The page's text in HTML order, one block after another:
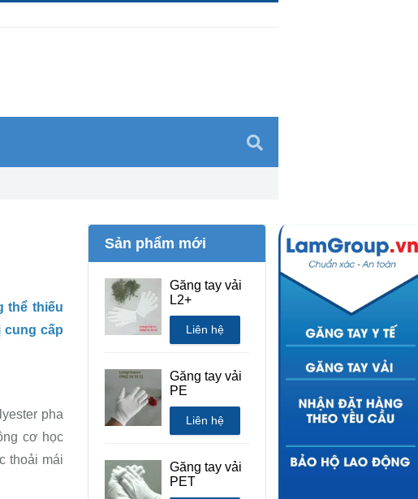
thể thiếu
cung cấp
pha
cơ học
thoải mái
Sản phẩm mới
Găng tay vải
L2+
Liên hệ
Găng tay vải
PE
Liên hệ
Găng tay vải
PET